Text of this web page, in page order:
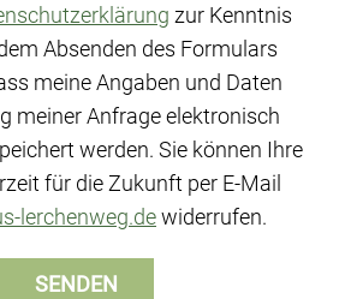
zur Kenntnis
Absenden des Formulars
meine Angaben und Daten
meiner Anfrage elektronisch
werden. Sie können Ihre
für die Zukunft per E-Mail
lerchenweg.dewiderrufen.